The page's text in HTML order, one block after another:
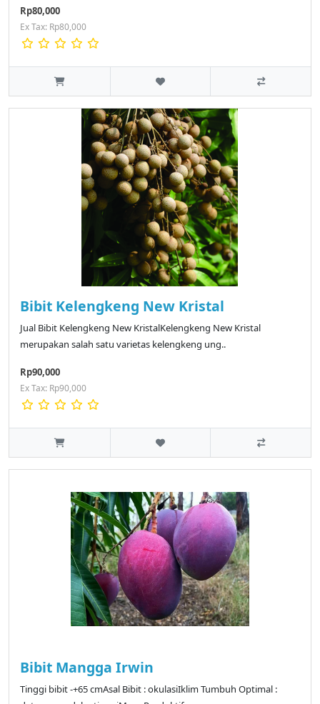
Rp80,000
Ex Tax: Rp80,000
Bibit Kelengkeng New Kristal
Jual Bibit Kelengkeng New KristalKelengkeng New Kristal
merupakan salah satu varietas kelengkeng ung..
Rp90,000
Ex Tax: Rp90,000
Bibit Mangga Irwin
Tinggi bibit -+65 cmAsal Bibit : okulasiIklim Tumbuh Optimal :